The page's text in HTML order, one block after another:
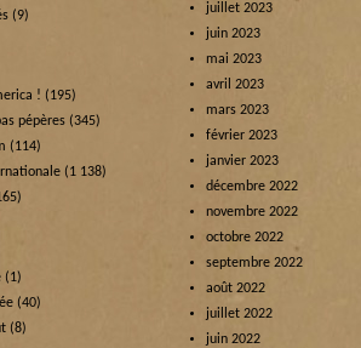
(9)
! (195)
pépères (345)
(114)
(1 138)
(1)
(40)
(8)
juillet 2023
juin 2023
mai 2023
avril 2023
mars 2023
février 2023
janvier 2023
décembre 2022
novembre 2022
octobre 2022
septembre 2022
août 2022
juillet 2022
juin 2022